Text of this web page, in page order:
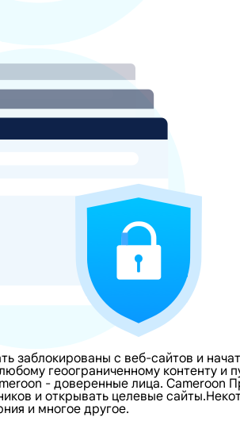
заблокированы с веб-сайтов и
геоограниченному контенту
- доверенные лица. Cameroon
и открывать целевые
и многое другое.